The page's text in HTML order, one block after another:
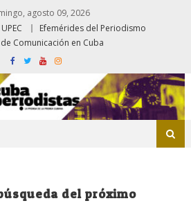
agosto 09, 2026
Efemérides del Periodismo
Comunicación en Cuba
del próximo